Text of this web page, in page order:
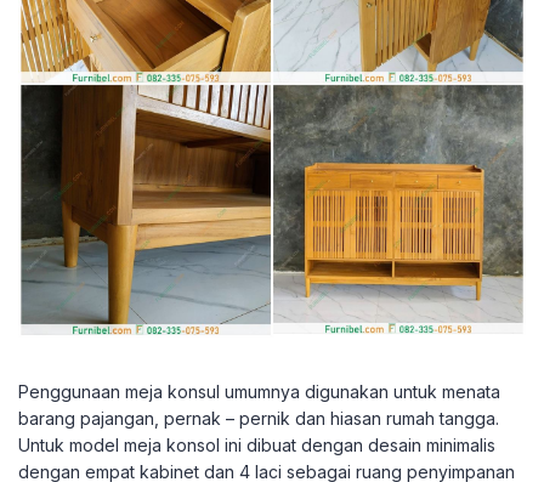
Penggunaan meja konsul umumnya digunakan untuk menata
barang pajangan, pernak – pernik dan hiasan rumah tangga.
Untuk model meja konsol ini dibuat dengan desain minimalis
dengan empat kabinet dan 4 laci sebagai ruang penyimpanan